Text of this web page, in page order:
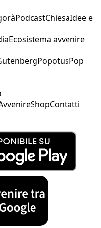
PodcastChiesaIdee e
Ecosistema avvenire
PopotusPop
ShopContatti